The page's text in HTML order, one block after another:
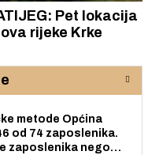
Pet lokacija
rijeke Krke
metode Općina
od 74 zaposlenika.
zaposlenika nego